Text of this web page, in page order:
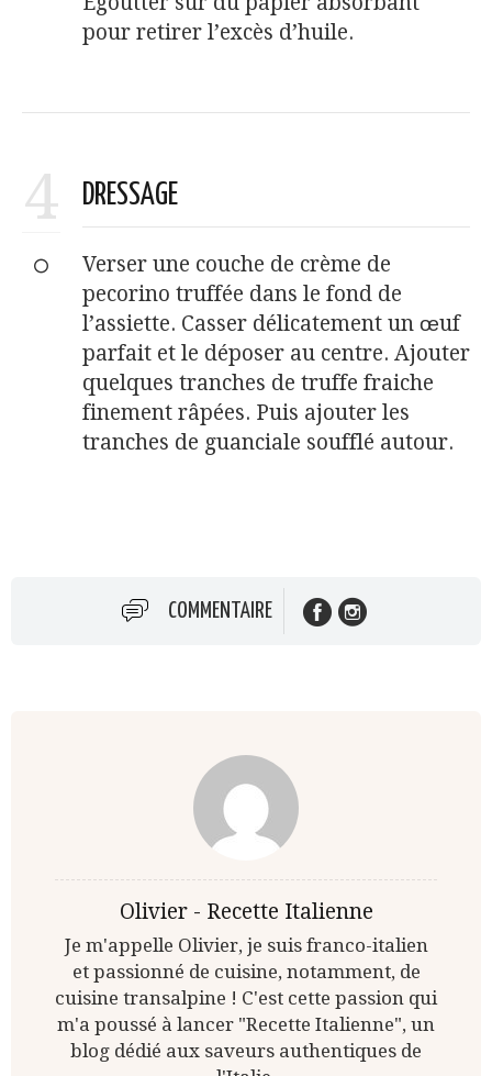
pour retirer l’excès d’huile.
4 DRESSAGE
Verser une couche de crème de
pecorino truffée dans le fond de
l’assiette. Casser délicatement un œuf
parfait et le déposer au centre. Ajouter
quelques tranches de truffe fraiche
finement râpées. Puis ajouter les
tranches de guanciale soufflé autour.
COMMENTAIRE
Olivier - Recette Italienne
Je m'appelle Olivier, je suis franco-italien
et passionné de cuisine, notamment, de
cuisine transalpine ! C'est cette passion qui
m'a poussé à lancer "Recette Italienne", un
blog dédié aux saveurs authentiques de